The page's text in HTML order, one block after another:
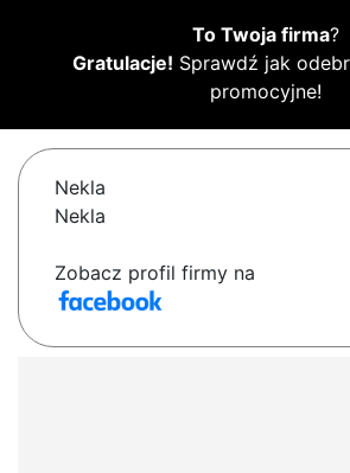
To Twoja firma?
Gratulacje! Sprawdź jak
promocyjne!
Nekla
Nekla
Zobacz profil firmy na